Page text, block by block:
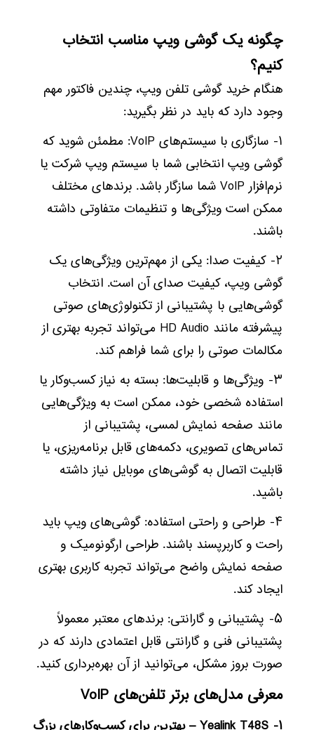
چگونه یک گوشی ویپ مناسب انتخاب
کنیم؟
هنگام خرید گوشی تلفن ویپ، چندین فاکتور مهم
وجود دارد که باید در نظر بگیرید:
۱- سازگاری با سیستم‌های VoIP: مطمئن شوید که
گوشی ویپ انتخابی شما با سیستم ویپ شرکت یا
نرم‌افزار VoIP شما سازگار باشد. برندهای مختلف
ممکن است ویژگی‌ها و تنظیمات متفاوتی داشته
باشند.
۲- کیفیت صدا: یکی از مهم‌ترین ویژگی‌های یک
گوشی ویپ، کیفیت صدای آن است. انتخاب
گوشی‌هایی با پشتیبانی از تکنولوژی‌های صوتی
پیشرفته مانند HD Audio می‌تواند تجربه بهتری از
مکالمات صوتی را برای شما فراهم کند.
۳- ویژگی‌ها و قابلیت‌ها: بسته به نیاز کسب‌وکار یا
استفاده شخصی خود، ممکن است به ویژگی‌هایی
مانند صفحه نمایش لمسی، پشتیبانی از
تماس‌های تصویری، دکمه‌های قابل برنامه‌ریزی، یا
قابلیت اتصال به گوشی‌های موبایل نیاز داشته
باشید.
۴- طراحی و راحتی استفاده: گوشی‌های ویپ باید
راحت و کاربرپسند باشند. طراحی ارگونومیک و
صفحه نمایش واضح می‌تواند تجربه کاربری بهتری
ایجاد کند.
۵- پشتیبانی و گارانتی: برندهای معتبر معمولاً
پشتیبانی فنی و گارانتی قابل اعتمادی دارند که در
صورت بروز مشکل، می‌توانید از آن بهره‌برداری کنید.
معرفی مدل‌های برتر تلفن‌های VoIP